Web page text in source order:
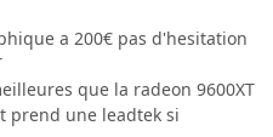
a 200€ pas d'hesitation
que la radeon 9600XT
prend une leadtek si